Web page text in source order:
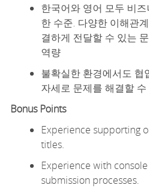
한국어와 영어 모두 비
한 수준. 다양한 이해관
결하게 전달할 수 있는
역량
불확실한 환경에서도 협
자세로 문제를 해결할 수
BonusPoints
Experience supporting
titles.
Experience with
submission processes.